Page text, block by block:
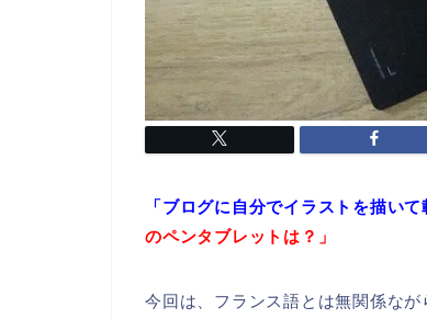
「ブログに自分でイラストを描い
のペンタブレットは？」
今回は、フランス語とは無関係な